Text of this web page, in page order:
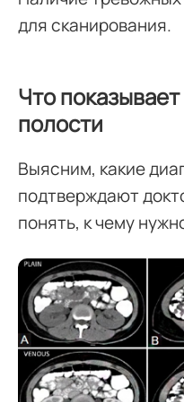
для сканирования.
Что
полости
Выясним, какие
подтверждают
понять, к чему